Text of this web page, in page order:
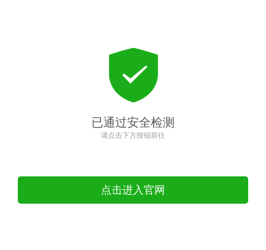
已通过安全检测
请点击下方按钮前往
点击进入官网